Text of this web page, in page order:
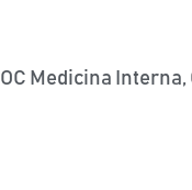
Medicina